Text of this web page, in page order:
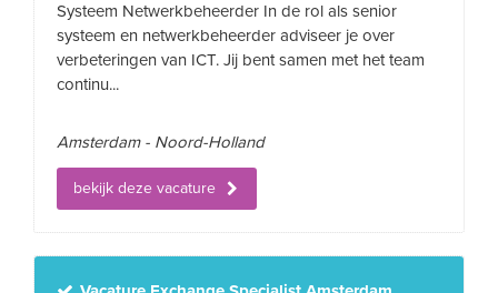
Systeem Netwerkbeheerder In de rol als senior
systeem en netwerkbeheerder adviseer je over
verbeteringen van ICT. Jij bent samen met het team
continu...
Amsterdam - Noord-Holland
bekijk deze vacature